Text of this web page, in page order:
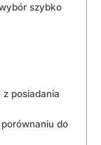
szybko
posiadania
do